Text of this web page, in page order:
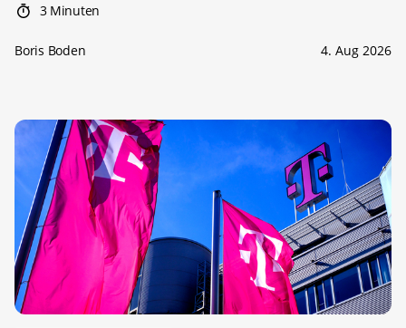
3 Minuten
Boris Boden 4. Aug 2026